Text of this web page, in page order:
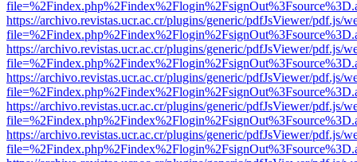
https://archivo.revistas.ucr.ac.cr/plugins/generic/pdfJsViewer/pdf.js/
https://archivo.revistas.ucr.ac.cr/plugins/generic/pdfJsViewer/pdf.js/
https://archivo.revistas.ucr.ac.cr/plugins/generic/pdfJsViewer/pdf.js/
https://archivo.revistas.ucr.ac.cr/plugins/generic/pdfJsViewer/pdf.js/
https://archivo.revistas.ucr.ac.cr/plugins/generic/pdfJsViewer/pdf.js/